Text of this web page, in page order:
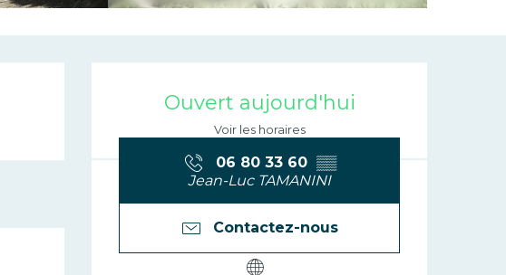
Ouverture et
Ouvert aujourd'hui
Voir les horaires
06 80 33 60 ▒▒
Jean-Luc TAMANINI
Contactez-nous